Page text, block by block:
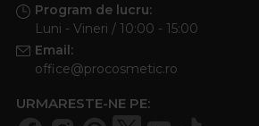
Program de lucru:
Luni - Vineri / 10:00 - 15:00
Email:
office@procosmetic.ro
URMARESTE-NE PE: